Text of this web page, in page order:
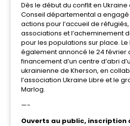
Dès le début du conflit en Ukraine
Conseil départemental a
actions pour l’accueil de
associations et l’acheminement
pour les populations sur place.
également annoncé le 24 février
financement d’un centre d’abri
ukrainienne de Kherson, en
l’association Ukraine Libre et le
Marlog.
—-
Ouverts au public, inscription